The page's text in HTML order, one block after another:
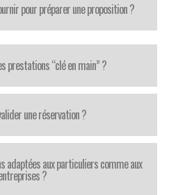
pour préparer une proposition ?
prestations “clé en main” ?
une réservation ?
adaptées aux particuliers comme aux
?